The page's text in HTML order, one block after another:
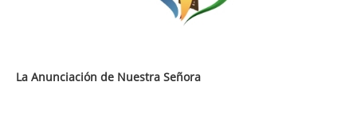
La Anunciación de Nuestra Señora